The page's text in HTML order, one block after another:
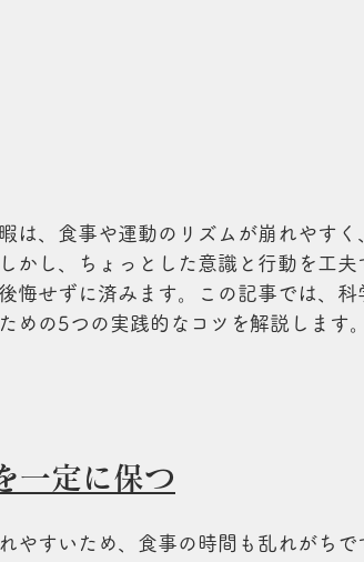
は、食事や運動のリズムが崩れやすく
かし、ちょっとした意識と行動を工
せずに済みます。この記事では、科
めの5つの実践的なコツを解説します。
一定に保つ
やすいため、食事の時間も乱れがちで